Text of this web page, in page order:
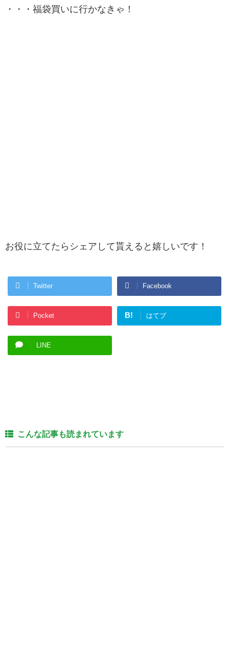
・・・福袋買いに行かなきゃ！
お役に立てたらシェアして貰えると嬉しいです！
Twitter Facebook
Pocket B! はてブ
LINE
こんな記事も読まれています